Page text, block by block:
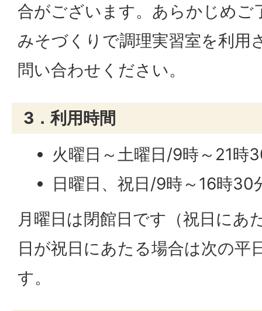
合がございます。あらかじめご
みそづくりで調理実習室を利用
問い合わせください。
3．利用時間
火曜日～土曜日/9時～21時
日曜日、祝日/9時～16時30
月曜日は閉館日です（祝日にあ
日が祝日にあたる場合は次の平
す。